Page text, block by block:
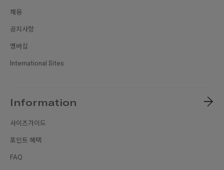
채용
공지사항
멤버십
International Sites
Information
사이즈가이드
포인트 혜택
FAQ